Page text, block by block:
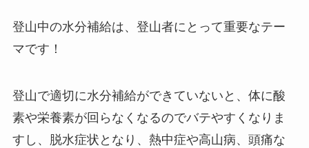
登山中の水分補給は、登山者にとって重要なテー
マです！
登山で適切に水分補給ができていないと、体に酸
素や栄養素が回らなくなるのでバテやすくなりま
すし、脱水症状となり、熱中症や高山病、頭痛な